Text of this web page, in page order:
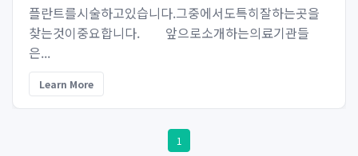
플란트를시술하고있습니다.그중에서도특히잘하는곳을
찾는것이중요합니다. 앞으로소개하는의료기관들
은...
Learn More
1